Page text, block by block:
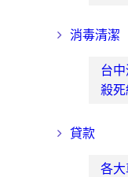
消毒清潔
台
殺
貸款
各